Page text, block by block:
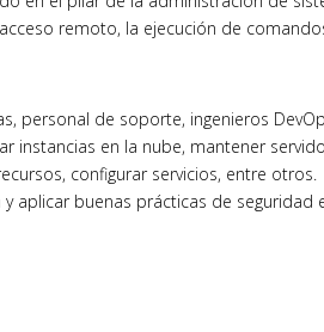
remoto, la ejecución de
personal de soporte, ingenieros
instancias en la nube, mantener
configurar servicios, entre otros.
aplicar buenas prácticas de seguridad